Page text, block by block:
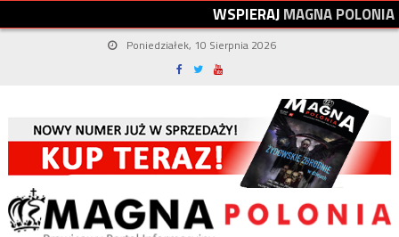
WSPIERAJMAGNAPOLONIA
Poniedziałek, 10 Sierpnia 2026